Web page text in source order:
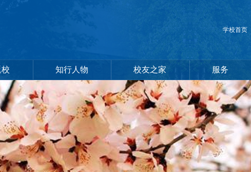
学校首页
知行人物 校友之家 服务